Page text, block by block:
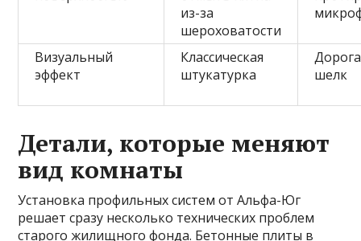
из-за
шероховатости
Визуальный
эффект
Классическая
штукатурка
шелк
Детали, которые меняют
вид комнаты
Установка профильных систем от Альфа-Юг
решает сразу несколько технических проблем
старого жилищного фонда. Бетонные плиты в